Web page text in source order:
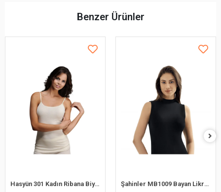
Benzer Ürünler
Hasyün 301 Kadın Ribana Biyeli Yün İp Askılı Atlet Şahinler MB1009 Bayan Likralı Balıkcı Yaka Atlet